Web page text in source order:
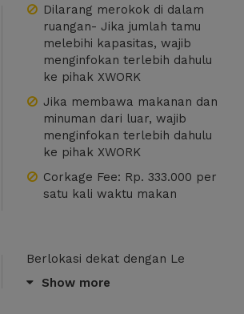
Dilarang merokok di dalam
ruangan- Jika jumlah tamu
melebihi kapasitas, wajib
menginfokan terlebih dahulu
ke pihak XWORK
Jika membawa makanan dan
minuman dari luar, wajib
menginfokan terlebih dahulu
ke pihak XWORK
Corkage Fee: Rp. 333.000 per
satu kali waktu makan
Berlokasi dekat dengan Le
Meridien Jakarta, Grand Sahid
Show more